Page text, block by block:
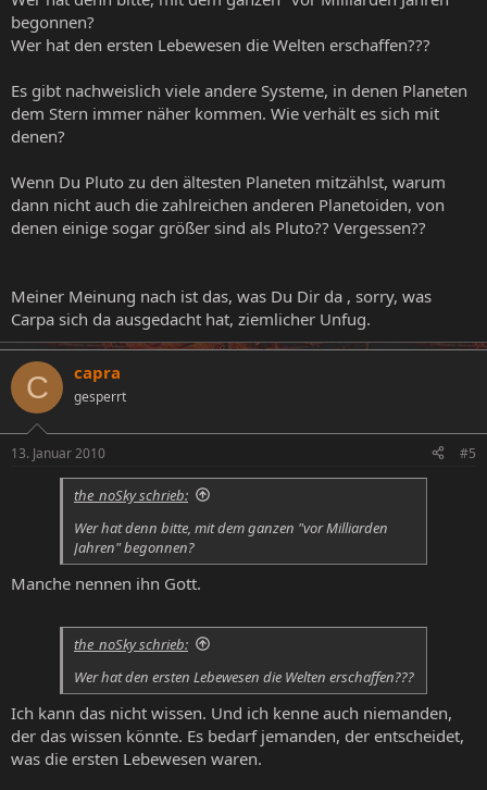
begonnen?
Wer hat den ersten Lebewesen die Welten erschaffen???
Es gibt nachweislich viele andere Systeme, in denen Planeten
dem Stern immer näher kommen. Wie verhält es sich mit
denen?
Wenn Du Pluto zu den ältesten Planeten mitzählst, warum
dann nicht auch die zahlreichen anderen Planetoiden, von
denen einige sogar größer sind als Pluto?? Vergessen??
Meiner Meinung nach ist das, was Du Dir da , sorry, was
Carpa sich da ausgedacht hat, ziemlicher Unfug.
C capra
gesperrt
13. Januar 2010 #5
the_noSky schrieb:
Wer hat denn bitte, mit dem ganzen "vor Milliarden
Jahren" begonnen?
Manche nennen ihn Gott.
the_noSky schrieb:
Wer hat den ersten Lebewesen die Welten erschaffen???
Ich kann das nicht wissen. Und ich kenne auch niemanden,
der das wissen könnte. Es bedarf jemanden, der entscheidet,
was die ersten Lebewesen waren.